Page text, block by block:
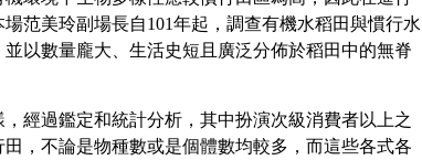
范美玲副場長自101年起，調查有機水稻田與慣行水
以數量龐大、生活史短且廣泛分佈於稻田中的無脊
經過鑑定和統計分析，其中扮演次級消費者以上之
，不論是物種數或是個體數均較多，而這些各式各